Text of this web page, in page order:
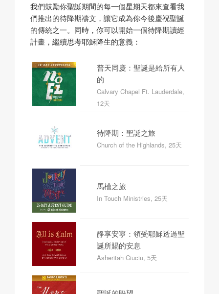
我們鼓勵你聖誕期間的每一個星期天都來查看我
們推出的待降期禱文，讓它成為你今後慶祝聖誕
的傳統之一。同時，你可以開始一個待降期讀經
計畫，繼續思考耶穌降生的意義：
普天同慶：聖誕是給所有人
的
Calvary Chapel Ft. Lauderdale,
12天
待降期：聖誕之旅
Church of the Highlands, 25天
馬槽之旅
In Touch Ministries, 25天
靜享安寧：領受耶穌透過聖
誕所賜的安息
Asheritah Ciuciu, 5天